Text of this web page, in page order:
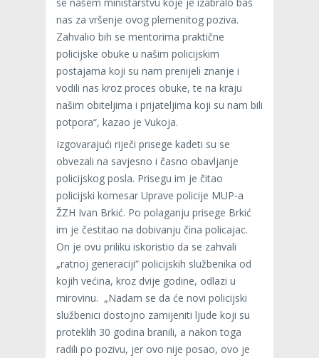
nas za vršenje ovog plemenitog poziva.
Zahvalio bih se mentorima praktične
policijske obuke u našim policijskim
postajama koji su nam prenijeli znanje i
vodili nas kroz proces obuke, te na kraju
našim obiteljima i prijateljima koji su nam bili
potpora“, kazao je Vukoja.
Izgovarajući riječi prisege kadeti su se
obvezali na savjesno i časno obavljanje
policijskog posla. Prisegu im je čitao
policijski komesar Uprave policije MUP-a
ŽZH Ivan Brkić. Po polaganju prisege Brkić
im je čestitao na dobivanju čina policajac.
On je ovu priliku iskoristio da se zahvali
„ratnoj generaciji“ policijskih službenika od
kojih većina, kroz dvije godine, odlazi u
mirovinu. „Nadam se da će novi policijski
službenici dostojno zamijeniti ljude koji su
proteklih 30 godina branili, a nakon toga
radili po pozivu, jer ovo nije posao, ovo je